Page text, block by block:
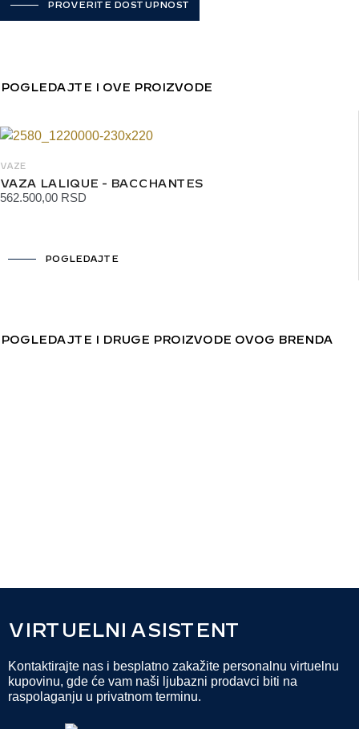
PROVERITE DOSTUPNOST
POGLEDAJTE I OVE PROIZVODE
VAZE
VAZA LALIQUE - BACCHANTES
562.500,00 RSD
POGLEDAJTE
POGLEDAJTE I DRUGE PROIZVODE OVOG BRENDA
VIRTUELNI ASISTENT
Kontaktirajte nas i besplatno zakažite personalnu virtuelnu
kupovinu, gde će vam naši ljubazni prodavci biti na
raspolaganju u privatnom terminu.